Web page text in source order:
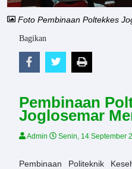
Foto Pembinaan Poltekkes
Bagikan
Pembinaan
Joglosemar
Admin Senin, 14 September
Pembinaan Politeknik